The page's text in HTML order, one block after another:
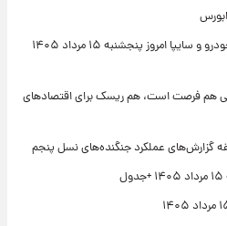
تغییر تند قیمت محصولات ایران‌خودرو و سایپا امروز پنجشنبه ۱۵ مرداد ۱۴۰۵
هم فرصت است، هم ریسک برای اقتصادهای